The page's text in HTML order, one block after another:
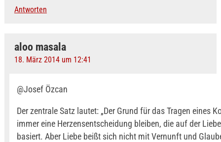
Antworten
aloo masala
18. März 2014 um 12:41
@Josef Özcan
Der zentrale Satz lautet: „Der Grund für das Tragen eines
immer eine Herzensentscheidung bleiben, die auf der
basiert. Aber Liebe beißt sich nicht mit Vernunft und